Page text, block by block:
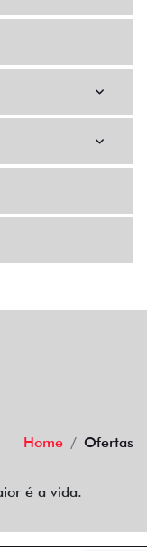
Home Ofertas
é a vida.